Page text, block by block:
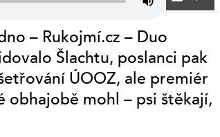
– Rukojmí.cz – Duo
Šlachtu, poslanci pak
ÚOOZ, ale premiér
obhajobě mohl – psi štěkají,